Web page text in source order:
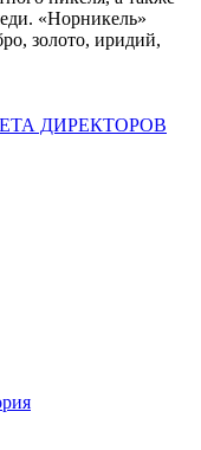
«Норникель»
золото, иридий,
ДИРЕКТОРОВ